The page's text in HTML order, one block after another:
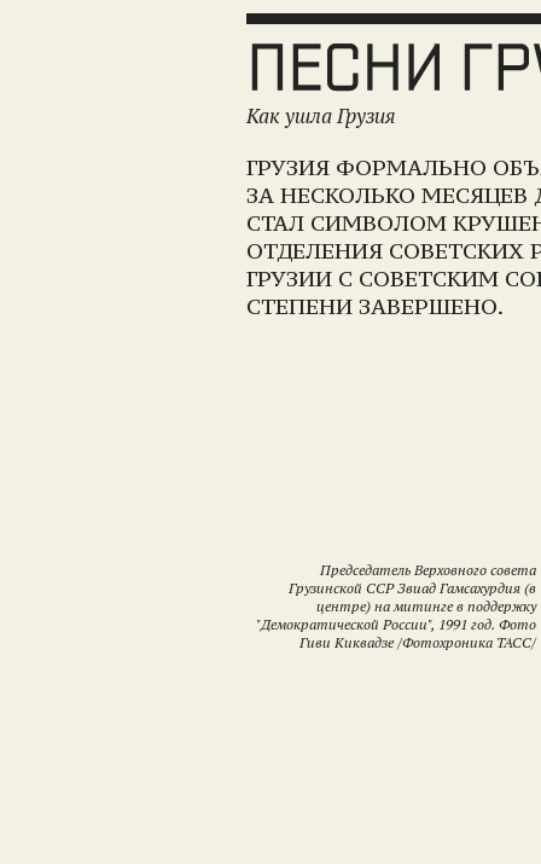
Как ушла Грузия
ГРУЗИЯ ФОРМАЛЬНО
ЗА НЕСКОЛЬКО МЕСЯЦЕВ
СТАЛ СИМВОЛОМ
ОТДЕЛЕНИЯ СОВЕТСКИХ
ГРУЗИИ С СОВЕТСКИМ
СТЕПЕНИ ЗАВЕРШЕНО.
Председатель Верховного совета
Грузинской ССР Звиад Гамсахурдия (в
центре) на митинге в поддержку
"Демократической России", 1991 год. Фото
Гиви Киквадзе /Фотохроника ТАСС/